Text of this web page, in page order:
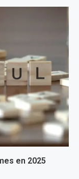
en 2025